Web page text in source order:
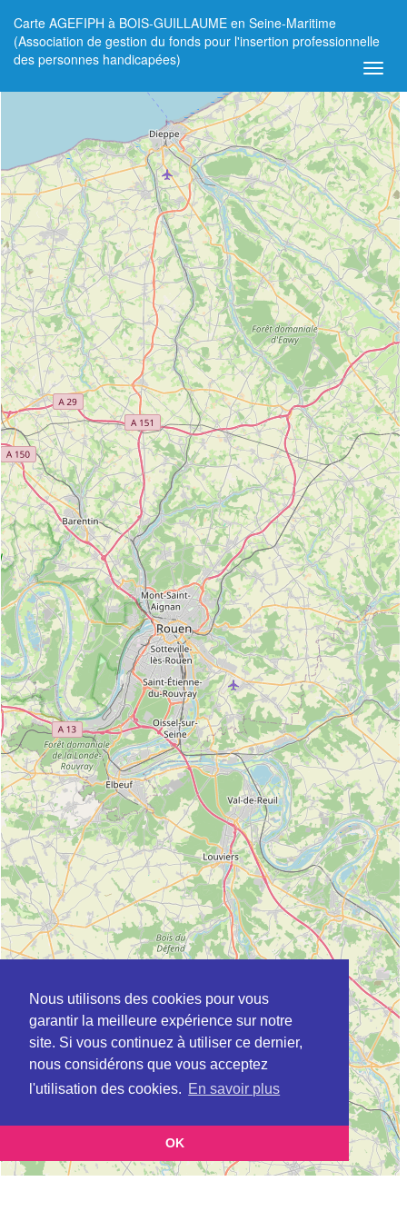
Nous utilisons des cookies pour vous
garantir la meilleure expérience sur notre
site. Si vous continuez à utiliser ce dernier,
nous considérons que vous acceptez
l'utilisation des cookies. En savoir plus
OK
Carte AGEFIPH à BOIS-GUILLAUME en Seine-Maritime
(Association de gestion du fonds pour l'insertion professionnelle
des personnes handicapées)
+
−